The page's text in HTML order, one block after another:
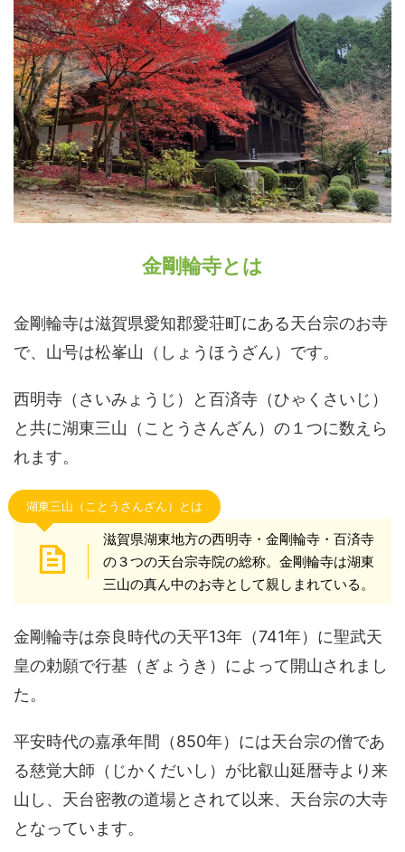
金剛輪寺とは
金剛輪寺は滋賀県愛知郡愛荘町にある天台宗のお寺
で、山号は松峯山（しょうほうざん）です。
西明寺（さいみょうじ）と百済寺（ひゃくさいじ）
と共に湖東三山（ことうさんざん）の１つに数えら
れます。
湖東三山（ことうさんざん）とは
滋賀県湖東地方の西明寺・金剛輪寺・百済寺
の３つの天台宗寺院の総称。金剛輪寺は湖東
三山の真ん中のお寺として親しまれている。
金剛輪寺は奈良時代の天平13年（741年）に聖武天
皇の勅願で行基（ぎょうき）によって開山されまし
た。
平安時代の嘉承年間（850年）には天台宗の僧であ
る慈覚大師（じかくだいし）が比叡山延暦寺より来
山し、天台密教の道場とされて以来、天台宗の大寺
となっています。